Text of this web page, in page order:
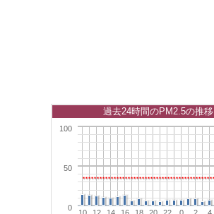
0
50
100
過去24時間のPM2.5の推移